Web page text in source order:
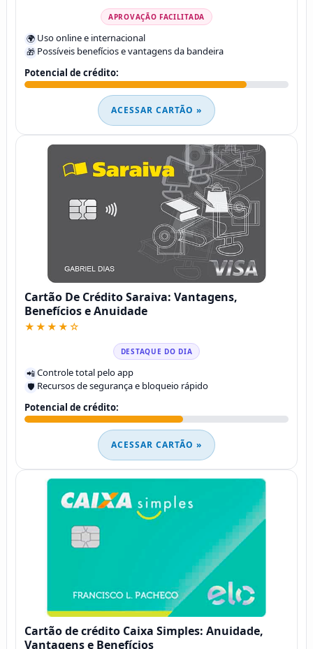
APROVAÇÃO FACILITADA
🌍 Uso online e internacional
🎁 Possíveis benefícios e vantagens da bandeira
Potencial de crédito:
ACESSAR CARTÃO »
Cartão De Crédito Saraiva: Vantagens,
Benefícios e Anuidade
★★★★☆
DESTAQUE DO DIA
📲Controle total pelo app
🛡️ Recursos de segurança e bloqueio rápido
Potencial de crédito:
ACESSAR CARTÃO »
Cartão de crédito Caixa Simples: Anuidade,
Vantagens e Benefícios